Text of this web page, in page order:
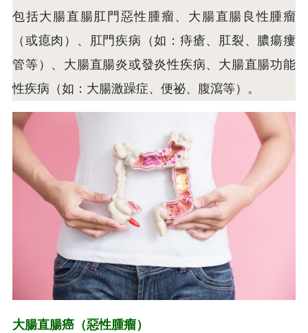
包括大腸直腸肛門惡性腫瘤、大腸直腸良性腫瘤
（或瘜肉）、肛門疾病（如：痔瘡、肛裂、膿瘍瘻
管等）、大腸直腸炎或發炎性疾病、大腸直腸功能
性疾病（如：大腸激躁症、便祕、腹瀉等）。
大腸直腸癌（惡性腫瘤）